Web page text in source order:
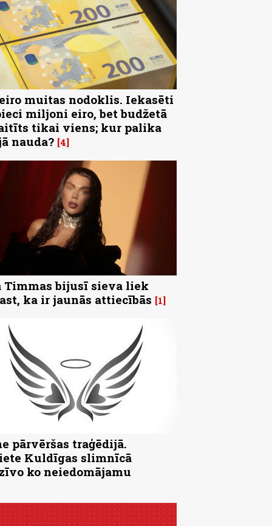
muitas nodoklis. Iekasēti
miljoni eiro, bet budžetā
tikai viens; kur palika
nauda? 4
Timmas bijusī sieva liek
ka ir jaunās attiecībās 1
pārvēršas traģēdijā.
Kuldīgas slimnīcā
ko neiedomājamu